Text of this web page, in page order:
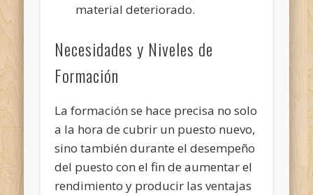
material deteriorado.
Necesidades y Niveles de
Formación
La formación se hace precisa no solo
a la hora de cubrir un puesto nuevo,
sino también durante el desempeño
del puesto con el fin de aumentar el
rendimiento y producir las ventajas